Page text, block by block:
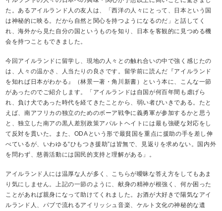
た。あるアイルランド人の友人は、「西洋の人々にとって、日本という国
は神秘的に映る。だから自然と関心を持つようになるのだ」と話してく
れ、海外から見た自分の国というものを知り、日本を客観的に見つめる機
会を持つこともできました。
今回アイルランドに留学し、現地の人々との触れ合いの中で強く感じたの
は、人々の温かさ、人当たりの良さです。留学前に読んだ『アイルランド
を知れば日本がわかる』（林景一著・角川新書）という本に、こんな一節
があったのでご紹介します。「アイルランドは自国が何百年間も虐げら
れ、負け犬であった時代を経てきたことから、弱い者びいきである。たと
えば、南アフリカの独立のためのボーア戦争に義勇軍が参加するかと思う
と、独立した南アの黒人差別政策アパルトヘイトには最も強硬な対応をし
て反対を貫いた。また、ODAという形で最貧国を重点に援助の手を差し伸
べているが、いわゆる“ひもつき援助”は皆無で、見返りを求めない。国内外
を問わず、慈善活動には国民的支持と理解がある」。
アイルランド人には温厚な人が多く、こちらが曖昧な答え方をしてもあま
り気にしません。上記の一節のように、献身の精神が根強く、何か困った
ことがあれば親身になって助けてくれました。お酒が大好きで陽気なアイ
ルランド人、パブで流れるアイリッシュ音楽、ケルト文化の神秘的な遺